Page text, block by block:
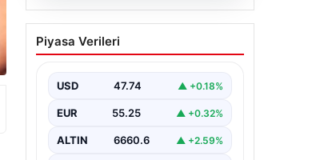
07.08.2026
Resmi imzayı attı!
Ndiaye’nin yeni adresi
Piyasa Verileri
USD 47.74 ▲ +0.18%
EUR 55.25 ▲ +0.32%
ALTIN 6660.6 ▲ +2.59%